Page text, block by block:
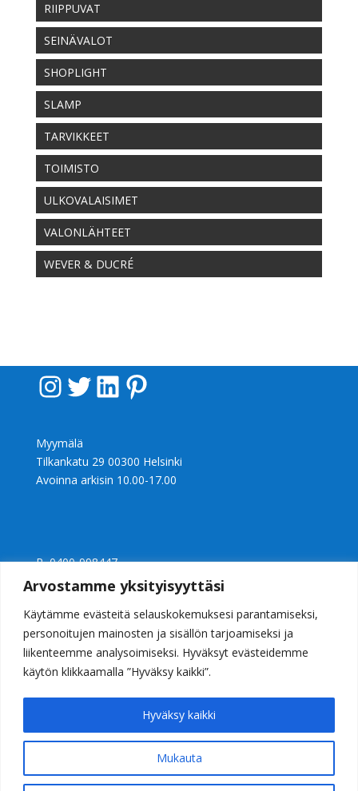
Arvostamme yksityisyyttäsi
Käytämme evästeitä selauskokemuksesi parantamiseksi,
personoitujen mainosten ja sisällön tarjoamiseksi ja
liikenteemme analysoimiseksi. Hyväksyt evästeidemme
käytön klikkaamalla ”Hyväksy kaikki”.
Mukauta
Hyväksy kaikki
RIIPPUVAT
SEINÄVALOT
SHOPLIGHT
SLAMP
TARVIKKEET
TOIMISTO
ULKOVALAISIMET
VALONLÄHTEET
WEVER & DUCRÉ
InstagramTwitter LinkedIn Pinterest
Myymälä
Tilkankatu 29 00300 Helsinki
Avoinna arkisin 10.00-17.00
P 0400-998447
Ly 2397240-0
Valaisinkauppa Casalight Helsinki